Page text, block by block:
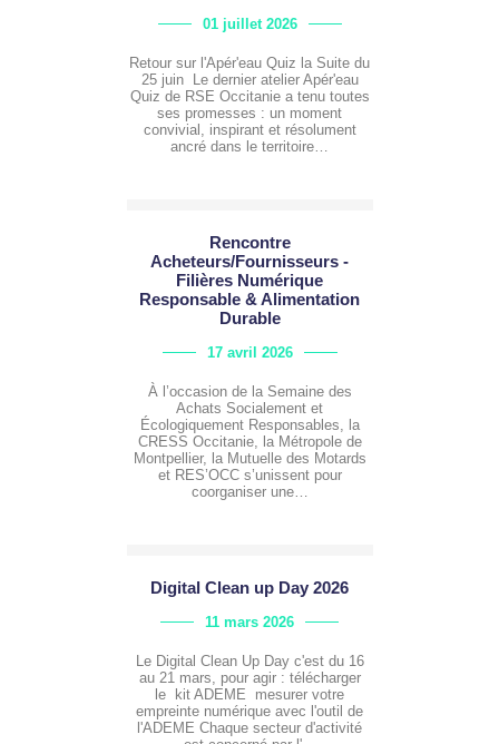
01 juillet 2026
Retour sur l'Apér'eau Quiz la Suite du
25 juin Le dernier atelier Apér'eau
Quiz de RSE Occitanie a tenu toutes
ses promesses : un moment
convivial, inspirant et résolument
ancré dans le territoire…
Rencontre
Acheteurs/Fournisseurs -
Filières Numérique
Responsable & Alimentation
Durable
17 avril 2026
À l’occasion de la Semaine des
Achats Socialement et
Écologiquement Responsables, la
CRESS Occitanie, la Métropole de
Montpellier, la Mutuelle des Motards
et RES’OCC s’unissent pour
coorganiser une…
Digital Clean up Day 2026
11 mars 2026
Le Digital Clean Up Day c'est du 16
au 21 mars, pour agir : télécharger
le kit ADEME mesurer votre
empreinte numérique avec l'outil de
l'ADEME Chaque secteur d'activité